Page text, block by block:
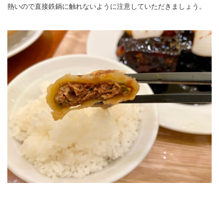
熱いので直接鉄鍋に触れないように注意していただきましょう。